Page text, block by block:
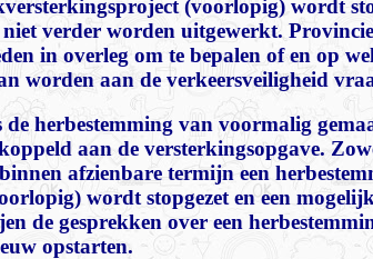
(voorlopig) wordt
verder worden uitgewerkt.
in overleg om te bepalen of en op
worden aan de verkeersveiligheid
herbestemming van voormalig
aan de versterkingsopgave.
afzienbare termijn een
wordt stopgezet en een
de gesprekken over een
opstarten.